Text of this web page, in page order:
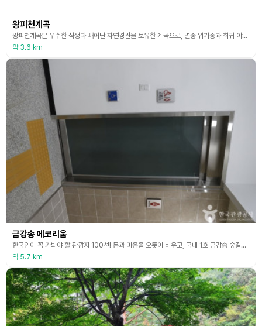
왕피천계곡
왕피천계곡은 우수한 식생과 빼어난 자연경관을 보유한 계곡으로, 멸종 위기종과 희귀 야생 동식물이 서식하고 있어 유역의 일부를 생태 경관 보전 지역으로 지정하여 보호하고 있다. 길이는 66km로 경상북도 영양군 금장산 북서쪽 계곡에서 발원해서 흐르다 신원리에서 유로를 북동쪽으로 바꾸며 장수포천이라 불리다가 울진군 서면 왕피리를 지나면서 왕피천이라 불린다. 국내 최대의 생태경관 보존 지역인 왕피천 계곡은 생태탐방을 통해 즐길 수 있다. 탐방구간은 5가지로
약 3.6 km
금강송 에코리움
한국인이 꼭 가봐야 할 관광지 100선! 몸과 마음을 오롯이 비우고, 국내 1호 금강송 숲길을 온전히 느끼는 공간 금강송 에코리움은 숲을 통한 쉼과 여유 그리고 치유가 함께한다. 울창한 산림과 청정 자연이 선사하는 진정한 휴식이 그곳에 있다. 조선시대부터 황장봉산이라 하여 철저하게 통제 및 보호 관리되어 온 왕실의 소나무 금강송 숲길과 함께하는 힐링의 공간이며, 때 묻지 않은 자연을 품은 육지 속의 보물섬이다.
약 5.7 km